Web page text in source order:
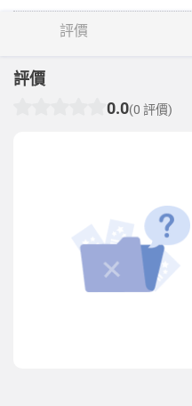
評價
評價
0.0(0 評價)